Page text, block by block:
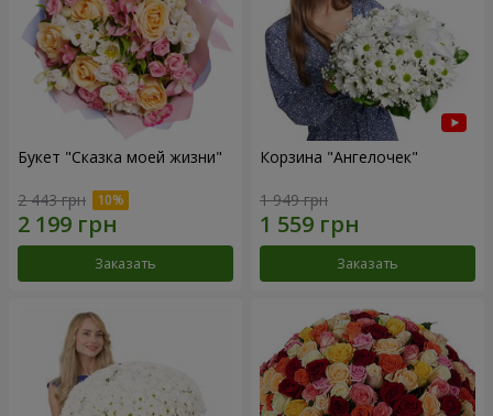
Букет "Сказка моей жизни"
2 443 грн
Заказать
Корзина "Ангелочек"
1 949 грн
Заказать